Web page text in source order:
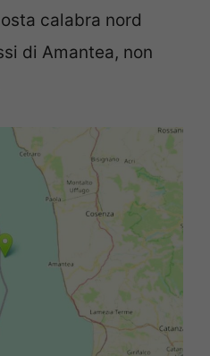
calabra nord
di Amantea, non